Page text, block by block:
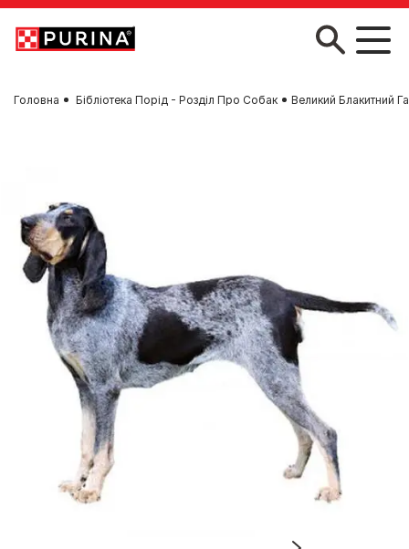
Skip to main content
Головна Бібліотека Порід - Розділ Про Собак Великий Блакитний